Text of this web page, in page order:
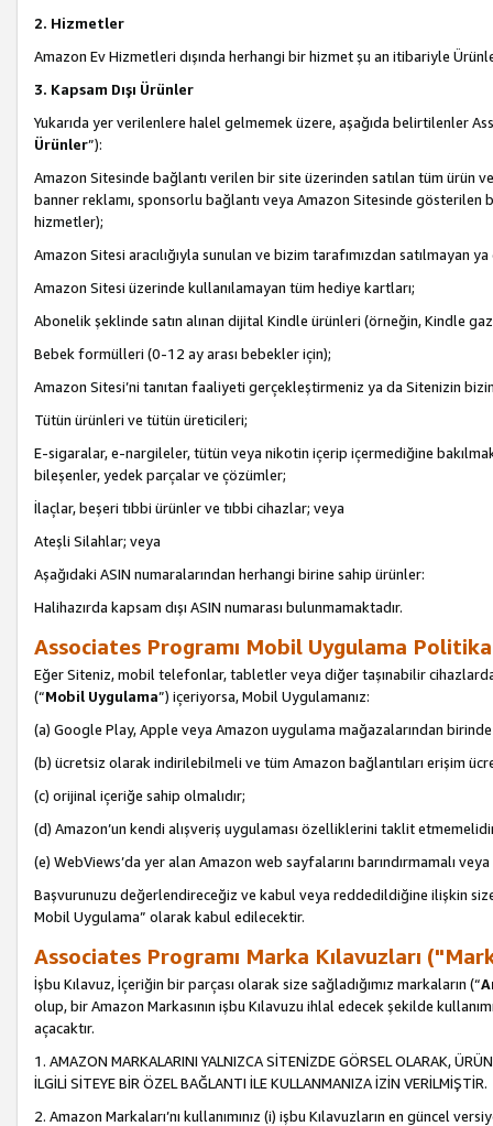
2. Hizmetler
Amazon Ev Hizmetleri dışında herhangi bir hizmet şu an itibariyle
3. Kapsam Dışı Ürünler
Yukarıda yer verilenlere halel gelmemek üzere, aşağıda belirtilenler
Ürünler”):
Amazon Sitesinde bağlantı verilen bir site üzerinden satılan tüm ürün
banner reklamı, sponsorlu bağlantı veya Amazon Sitesinde gösterilen
hizmetler);
Amazon Sitesi aracılığıyla sunulan ve bizim tarafımızdan satılmayan
Amazon Sitesi üzerinde kullanılamayan tüm hediye kartları;
Abonelik şeklinde satın alınan dijital Kindle ürünleri (örneğin, Kindle
Bebek formülleri (0-12 ay arası bebekler için);
Amazon Sitesi’ni tanıtan faaliyeti gerçekleştirmeniz ya da Sitenizin
Tütün ürünleri ve tütün üreticileri;
E-sigaralar, e-nargileler, tütün veya nikotin içerip içermediğine
bileşenler, yedek parçalar ve çözümler;
İlaçlar, beşeri tıbbi ürünler ve tıbbi cihazlar; veya
Ateşli Silahlar; veya
Aşağıdaki ASIN numaralarından herhangi birine sahip ürünler:
Halihazırda kapsam dışı ASIN numarası bulunmamaktadır.
Associates Programı Mobil Uygulama
Eğer Siteniz, mobil telefonlar, tabletler veya diğer taşınabilir
(“Mobil Uygulama”) içeriyorsa, Mobil Uygulamanız:
(a) Google Play, Apple veya Amazon uygulama mağazalarından birinde
(b) ücretsiz olarak indirilebilmeli ve tüm Amazon bağlantıları erişim
(c) orijinal içeriğe sahip olmalıdır;
(d) Amazon’un kendi alışveriş uygulaması özelliklerini taklit
(e) WebViews’da yer alan Amazon web sayfalarını barındırmamalı
Başvurunuzu değerlendireceğiz ve kabul veya reddedildiğine ilişkin
Mobil Uygulama” olarak kabul edilecektir.
Associates Programı Marka Kılavuzları
İşbu Kılavuz, İçeriğin bir parçası olarak size sağladığımız markaların (“
olup, bir Amazon Markasının işbu Kılavuzu ihlal edecek şekilde
açacaktır.
1. AMAZON MARKALARINI YALNIZCA SİTENİZDE GÖRSEL OLARAK,
İLGİLİ SİTEYE BİR ÖZEL BAĞLANTI İLE KULLANMANIZA İZİN VERİLMİŞTİR.
2. Amazon Markaları’nı kullanımınız (i) işbu Kılavuzların en güncel